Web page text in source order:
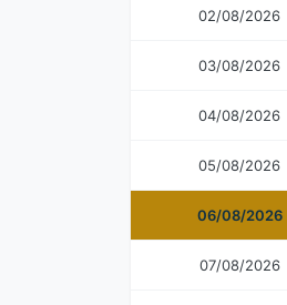
02/08/2026
03/08/2026
04/08/2026
05/08/2026
06/08/2026
07/08/2026